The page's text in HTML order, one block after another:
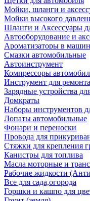
Мойки, шланги и
Мойки высокого
Шланги и Аксессуары
Автооборудование и
Ароматизаторы в
Смазки автомобильные
Автоинструмент
Компрессоры
Инструмент для
Зарядные устройства
Домкраты
Наборы инструментов
Лопаты автомобильные
Фонари и переноски
Провода для
Стяжки для крепления
Канистры для топлива
Масла моторные и
Рабочие жидкости
Все для сада,огорода
Горшки и кашпо для